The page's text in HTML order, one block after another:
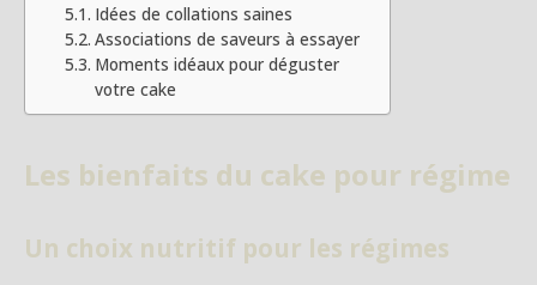
Idées de collations saines
Associations de saveurs à essayer
Moments idéaux pour déguster
votre cake
Les bienfaits du cake pour régime
Un choix nutritif pour les régimes